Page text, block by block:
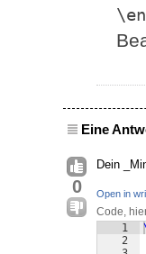
Eine
0
Dein
Open in
Code,
1
2